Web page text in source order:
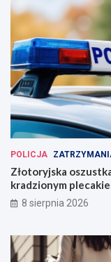
POLICJA
Złotoryjska
kradzionym
8 sierpnia 2026